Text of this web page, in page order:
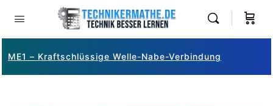
ME1 – Kraftschlüssige Welle-Nabe-Verbindung